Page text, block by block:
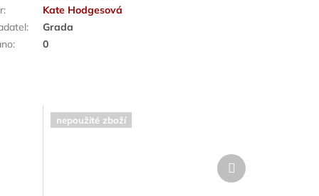
:
Kate Hodgesová
:
Grada
: 0
nepoužité zboží
Další
produkt